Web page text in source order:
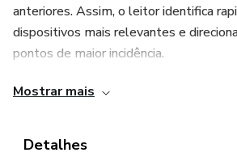
anteriores. Assim, o leitor identifica
dispositivos mais relevantes e
pontos de maior incidência.
No rodapé de cada página, uma legenda
um método visual, direto e
Mostrar mais
Detalhes